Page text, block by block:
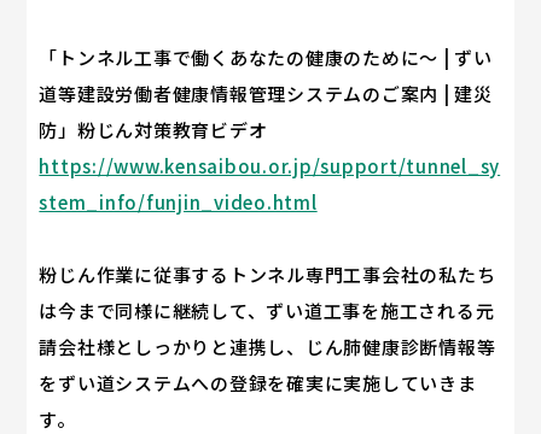
「トンネル工事で働くあなたの健康のために～ | ずい
道等建設労働者健康情報管理システムのご案内 | 建災
防」粉じん対策教育ビデオ
https://www.kensaibou.or.jp/support/tunnel_sy
stem_info/funjin_video.html
粉じん作業に従事するトンネル専門工事会社の私たち
は今まで同様に継続して、ずい道工事を施工される元
請会社様としっかりと連携し、じん肺健康診断情報等
をずい道システムへの登録を確実に実施していきま
す。